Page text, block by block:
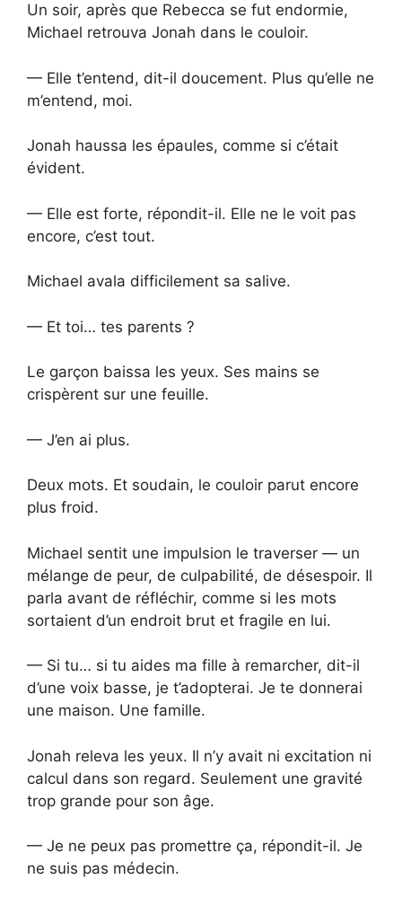
Un soir, après que Rebecca se fut endormie,
Michael retrouva Jonah dans le couloir.
— Elle t’entend, dit-il doucement. Plus qu’elle ne
m’entend, moi.
Jonah haussa les épaules, comme si c’était
évident.
— Elle est forte, répondit-il. Elle ne le voit pas
encore, c’est tout.
Michael avala difficilement sa salive.
— Et toi… tes parents ?
Le garçon baissa les yeux. Ses mains se
crispèrent sur une feuille.
— J’en ai plus.
Deux mots. Et soudain, le couloir parut encore
plus froid.
Michael sentit une impulsion le traverser — un
mélange de peur, de culpabilité, de désespoir. Il
parla avant de réfléchir, comme si les mots
sortaient d’un endroit brut et fragile en lui.
— Si tu… si tu aides ma fille à remarcher, dit-il
d’une voix basse, je t’adopterai. Je te donnerai
une maison. Une famille.
Jonah releva les yeux. Il n’y avait ni excitation ni
calcul dans son regard. Seulement une gravité
trop grande pour son âge.
— Je ne peux pas promettre ça, répondit-il. Je
ne suis pas médecin.